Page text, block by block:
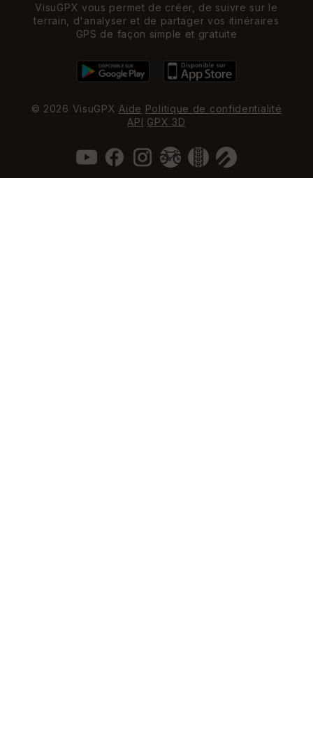
VisuGPX vous permet de créer, de suivre sur le
terrain, d'analyser et de partager vos itinéraires
GPS de façon simple et gratuite
© 2026 VisuGPX Aide Politique de confidentialité
API GPX 3D